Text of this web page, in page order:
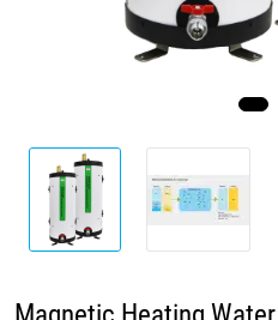
Miljø og bærekraft
Et annerledes selskap